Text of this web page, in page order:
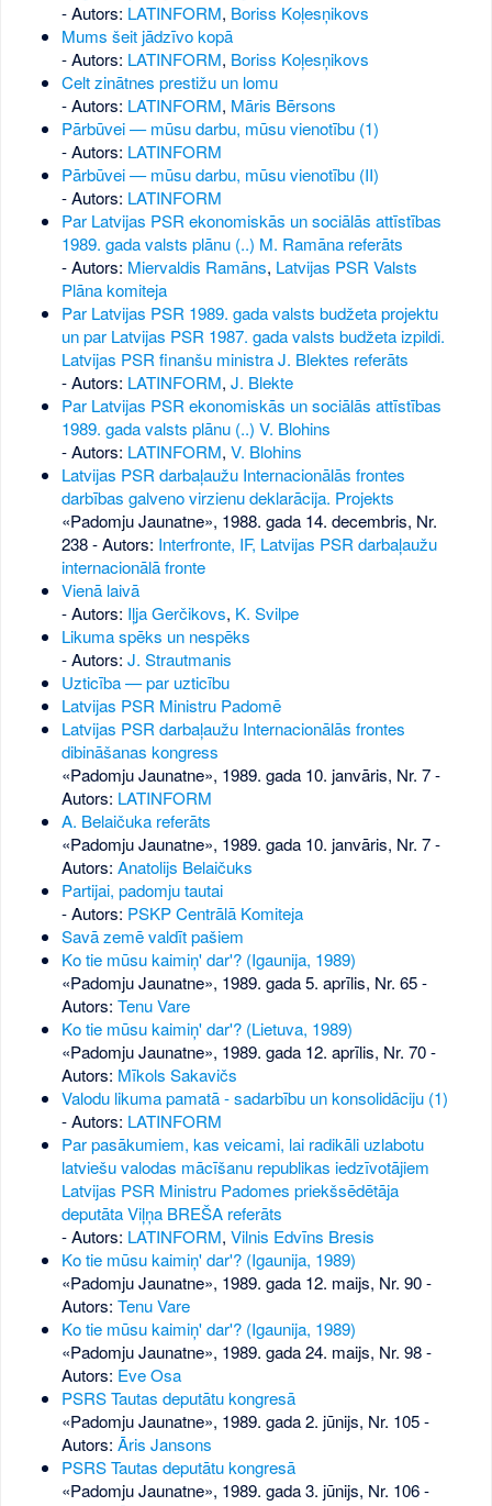
- Autors: LATINFORM, Boriss Koļesņikovs
Mums šeit jādzīvo kopā
- Autors: LATINFORM, Boriss Koļesņikovs
Celt zinātnes prestižu un lomu
- Autors: LATINFORM, Māris Bērsons
Pārbūvei — mūsu darbu, mūsu vienotību (1)
- Autors: LATINFORM
Pārbūvei — mūsu darbu, mūsu vienotību (II)
- Autors: LATINFORM
Par Latvijas PSR ekonomiskās un sociālās attīstības
1989. gada valsts plānu (..) M. Ramāna referāts
- Autors: Miervaldis Ramāns, Latvijas PSR Valsts
Plāna komiteja
Par Latvijas PSR 1989. gada valsts budžeta projektu
un par Latvijas PSR 1987. gada valsts budžeta izpildi.
Latvijas PSR finanšu ministra J. Blektes referāts
- Autors: LATINFORM, J. Blekte
Par Latvijas PSR ekonomiskās un sociālās attīstības
1989. gada valsts plānu (..) V. Blohins
- Autors: LATINFORM, V. Blohins
Latvijas PSR darbaļaužu Internacionālās frontes
darbības galveno virzienu deklarācija. Projekts
«Padomju Jaunatne», 1988. gada 14. decembris, Nr.
238- Autors: Interfronte, IF, Latvijas PSR darbaļaužu
internacionālā fronte
Vienā laivā
- Autors: Iļja Gerčikovs, K. Svilpe
Likuma spēks un nespēks
- Autors: J. Strautmanis
Uzticība — par uzticību
Latvijas PSR Ministru Padomē
Latvijas PSR darbaļaužu Internacionālās frontes
dibināšanas kongress
«Padomju Jaunatne», 1989. gada 10. janvāris, Nr. 7-
Autors: LATINFORM
A. Belaičuka referāts
«Padomju Jaunatne», 1989. gada 10. janvāris, Nr. 7-
Autors: Anatolijs Belaičuks
Partijai, padomju tautai
- Autors: PSKP Centrālā Komiteja
Savā zemē valdīt pašiem
Ko tie mūsu kaimiņ' dar'? (Igaunija, 1989)
«Padomju Jaunatne», 1989. gada 5. aprīlis, Nr. 65-
Autors: Tenu Vare
Ko tie mūsu kaimiņ' dar'? (Lietuva, 1989)
«Padomju Jaunatne», 1989. gada 12. aprīlis, Nr. 70-
Autors: Mīkols Sakavičs
Valodu likuma pamatā - sadarbību un konsolidāciju (1)
- Autors: LATINFORM
Par pasākumiem, kas veicami, lai radikāli uzlabotu
latviešu valodas mācīšanu republikas iedzīvotājiem
Latvijas PSR Ministru Padomes priekšsēdētāja
deputāta Viļņa BREŠA referāts
- Autors: LATINFORM, Vilnis Edvīns Bresis
Ko tie mūsu kaimiņ' dar'? (Igaunija, 1989)
«Padomju Jaunatne», 1989. gada 12. maijs, Nr. 90-
Autors: Tenu Vare
Ko tie mūsu kaimiņ' dar'? (Igaunija, 1989)
«Padomju Jaunatne», 1989. gada 24. maijs, Nr. 98-
Autors: Eve Osa
PSRS Tautas deputātu kongresā
«Padomju Jaunatne», 1989. gada 2. jūnijs, Nr. 105-
Autors: Āris Jansons
PSRS Tautas deputātu kongresā
«Padomju Jaunatne», 1989. gada 3. jūnijs, Nr. 106-